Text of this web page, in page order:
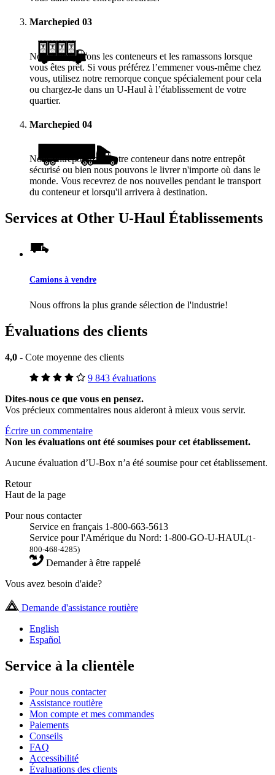
Marchepied 03
Nous vous livrons les conteneurs et les ramassons lorsque
vous êtes prêt. Si vous préférez l’emmener vous-même chez
vous, utilisez notre remorque conçue spécialement pour cela
ou chargez-le dans un U-Haul à l’établissement de votre
quartier.
Marchepied 04
Nous entreposerons votre conteneur dans notre entrepôt
sécurisé ou bien nous pouvons le livrer n'importe où dans le
monde. Vous recevrez de nos nouvelles pendant le transport
du conteneur et lorsqu'il arrivera à destination.
Services at Other U-Haul Établissements
Camions à vendre
Nous offrons la plus grande sélection de l'industrie!
Évaluations des clients
4,0 - Cote moyenne des clients
9 843 évaluations
Dites-nous ce que vous en pensez.
Vos précieux commentaires nous aideront à mieux vous servir.
Écrire un commentaire
Non les évaluations ont été soumises pour cet établissement.
Aucune évaluation d’U-Box n’a été soumise pour cet établissement.
Retour
Haut de la page
Pour nous contacter
Service en français 1-800-663-5613
Service pour l'Amérique du Nord: 1-800-GO-U-HAUL(1-
800-468-4285)
Demander à être rappelé
Vous avez besoin d'aide?
Demande d'assistance routière
English
Español
Service à la clientèle
Pour nous contacter
Assistance routière
Mon compte et mes commandes
Paiements
Conseils
FAQ
Accessibilité
Évaluations des clients